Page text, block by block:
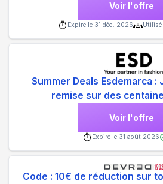
Voir l'offre
Expire le 31 déc. 2026 Utilisé
Summer Deals Esdemarca
remise sur des
Voir l'offre
Expire le 31 août 2026
Code : 10€ de réduction sur